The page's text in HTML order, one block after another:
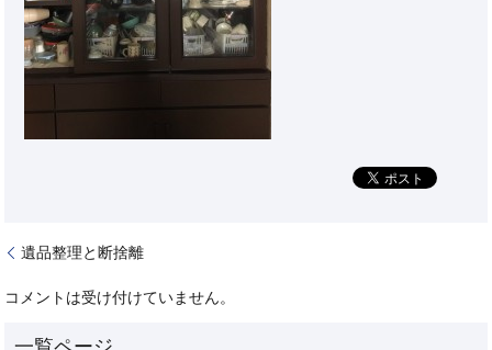
遺品整理と断捨離
コメントは受け付けていません。